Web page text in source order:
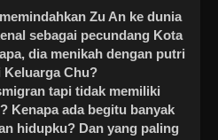
Zu An ke dunia
sebagai pecundang Kota
dia menikah dengan putri
Keluarga Chu?
tapi tidak memiliki
Kenapa ada begitu banyak
hidupku? Dan yang paling